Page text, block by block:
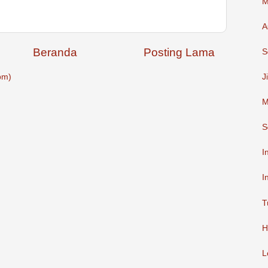
Posting Lama
Beranda